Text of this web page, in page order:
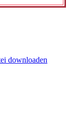
downloaden